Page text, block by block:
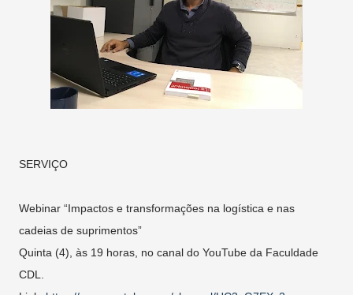
SERVIÇO
Webinar “Impactos e transformações na logística e nas
cadeias de suprimentos”
Quinta (4), às 19 horas, no canal do YouTube da Faculdade
CDL.